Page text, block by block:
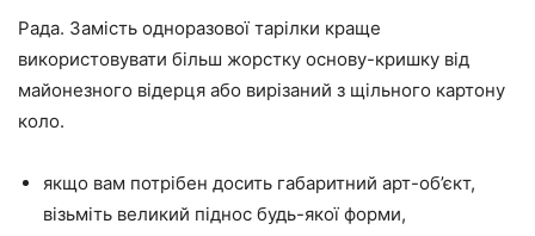
Рада. Замість одноразової тарілки краще
використовувати більш жорстку основу-кришку від
майонезного відерця або вирізаний з щільного картону
коло.
якщо вам потрібен досить габаритний арт-об’єкт,
візьміть великий піднос будь-якої форми,